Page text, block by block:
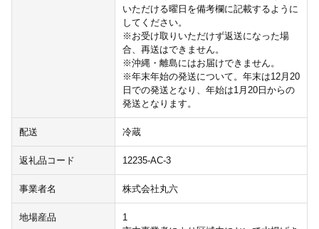
いただける曜日を備考欄に記載するように
してください。
※お受け取りいただけず返送になった場
合、再送はできません。
※沖縄・離島にはお届けできません。
※年末年始の発送について。年末は12月20
日での発送となり、年始は1月20日からの
発送となります。
配送 冷蔵
返礼品コード 12235-AC-3
事業者名 株式会社丸六
地場産品
1